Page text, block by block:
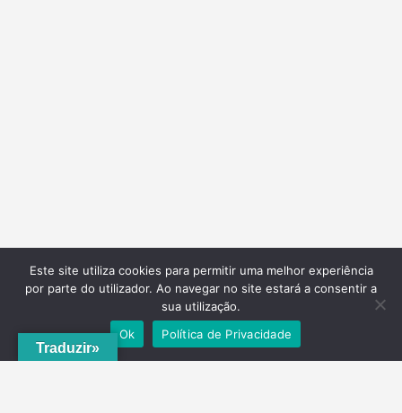
Traduzir»
Este site utiliza cookies para permitir uma melhor experiência
por parte do utilizador. Ao navegar no site estará a consentir a
sua utilização.
Ok
Política de Privacidade